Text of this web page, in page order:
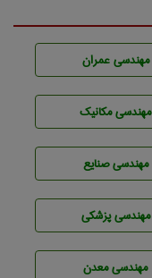
مهندسی عمران
مهندسی مکانیک
مهندسی صنايع
مهندسی پزشکی
مهندسی معدن